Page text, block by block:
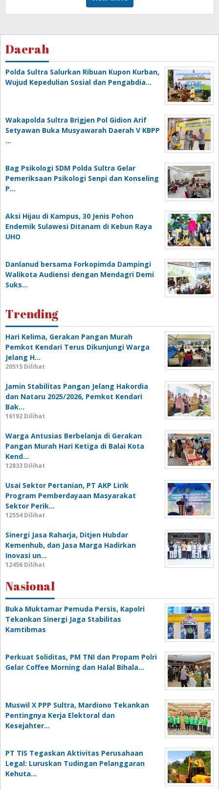
Daerah
Polda Sultra Salurkan Ribuan Kupon Kurban,
Wujud Kepedulian Sosial dan Pengabdia…
Wakapolda Sultra Brigjen Pol Gidion Arif
Setyawan Buka Musyawarah Daerah V KBPP
…
Bag Psikologi SDM Polda Sultra Gelar
Pemeriksaan Psikologi Senpi dan Konseling
P…
‎Aksi Hijau di Kampus, 30 Jenis Pohon
Endemik Sulawesi Ditanam di Kebun Raya
UHO
Danlanud bersama Forkopimda Dampingi
Walikota Audiensi dengan Mendagri Demi
Suks…
Trending
Hari Kelima, Gerakan Pangan Murah
Pemkot Kendari Terus Dikunjungi Warga
Jelang H…
20515 Dilihat
Jamin Stabilitas Pangan Jelang Hakordia
dan Nataru 2025/2026, Pemkot Kendari
Bak…
16192 Dilihat
Warga Antusias Berbelanja di Gerakan
Pangan Murah Hari Ketiga di Balai Kota
Kend…
12833 Dilihat
Usai Sektor Pertanian, PT AKP Lirik
Program Pemberdayaan Masyarakat
Sektor Perik…
12554 Dilihat
Sinergi Jasa Raharja, Ditjen Hubdar
Kemenhub, dan Jasa Marga Hadirkan
Inovasi un…
12456 Dilihat
Nasional
Buka Muktamar Pemuda Persis, Kapolri
Tekankan Sinergi Jaga Stabilitas
Kamtibmas
Perkuat Soliditas, PM TNI dan Propam Polri
Gelar Coffee Morning dan Halal Bihala…
Muswil X PPP Sultra, Mardiono Tekankan
Pentingnya Kerja Elektoral dan
Kesejahter…
PT TIS Tegaskan Aktivitas Perusahaan
Legal: Luruskan Tudingan Pelanggaran
Kehuta…